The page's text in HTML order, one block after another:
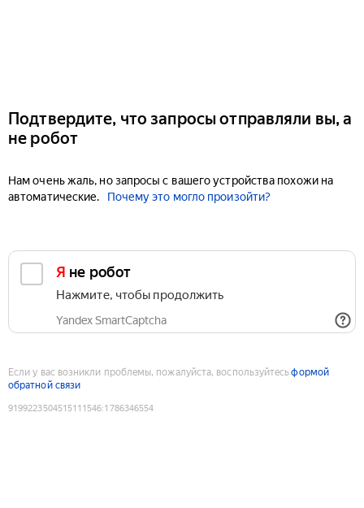
Подтвердите, что запросы отправляли вы, а
не робот
Нам очень жаль, но запросы с вашего устройства похожи на
автоматические.
Почему это могло произойти?
Я не робот
Нажмите, чтобы продолжить
Yandex SmartCaptcha
Если у вас возникли проблемы, пожалуйста, воспользуйтесьформой
обратной связи
9199223504515111546:1786346554